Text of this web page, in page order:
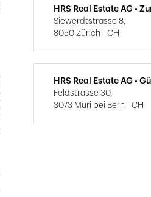
HRS Real Estate AG •
Siewerdtstrasse 8,
8050 Zürich - CH
HRS Real Estate AG •
Feldstrasse 30,
3073 Muri bei Bern - CH